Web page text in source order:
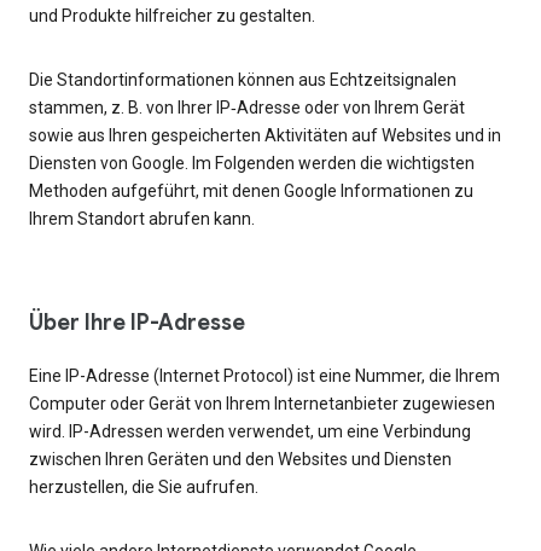
und Produkte hilfreicher zu gestalten.
Die Standortinformationen können aus Echtzeitsignalen
stammen, z. B. von Ihrer IP‑Adresse oder von Ihrem Gerät
sowie aus Ihren gespeicherten Aktivitäten auf Websites und in
Diensten von Google. Im Folgenden werden die wichtigsten
Methoden aufgeführt, mit denen Google Informationen zu
Ihrem Standort abrufen kann.
Über Ihre IP-Adresse
Eine IP-Adresse (Internet Protocol) ist eine Nummer, die Ihrem
Computer oder Gerät von Ihrem Internetanbieter zugewiesen
wird. IP-Adressen werden verwendet, um eine Verbindung
zwischen Ihren Geräten und den Websites und Diensten
herzustellen, die Sie aufrufen.